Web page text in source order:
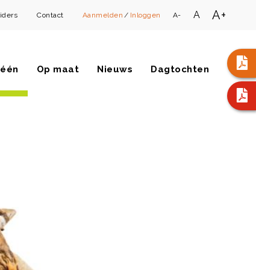
Contact Aanmelden / Inloggen A- A A+
Op maat Nieuws Dagtochten